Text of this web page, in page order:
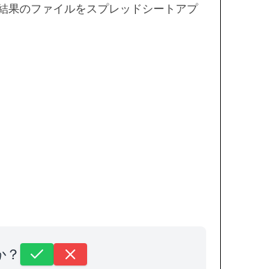
果のファイルをスプレッドシートアプ
？